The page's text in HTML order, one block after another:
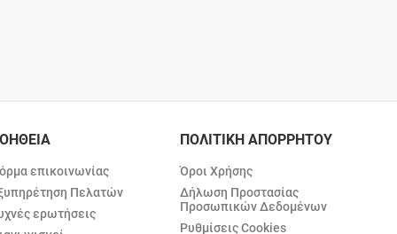
επικοινωνίας
Πελατών
ερωτήσεις
ΠΟΛΙΤΙΚΗ ΑΠΟΡΡΗΤΟΥ
Όροι Χρήσης
Δήλωση Προστασίας
Προσωπικών Δεδομένων
Ρυθμίσεις Cookies